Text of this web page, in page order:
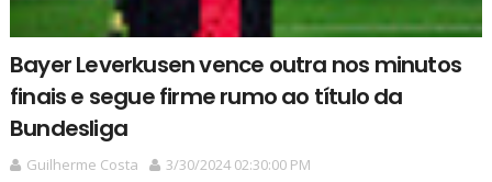
Bayer Leverkusen vence outra nos minutos
finais e segue firme rumo ao título da
Bundesliga
Guilherme Costa
3/30/2024 02:30:00 PM